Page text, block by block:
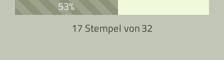
53%
17 Stempel von32